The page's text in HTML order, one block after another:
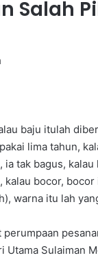
Salah
baju itulah
lima tahun,
ia tak bagus,
kalau bocor,
warna itu lah
Utama Sulaiman